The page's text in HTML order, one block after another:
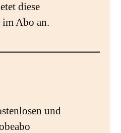
diese
Abo an.
und